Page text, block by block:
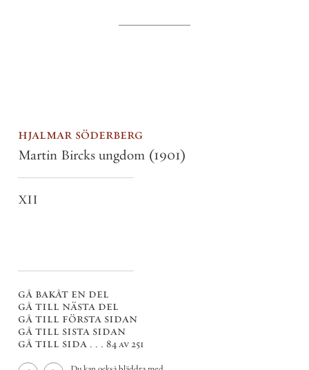
hjalmar söderberg
Martin Bircks ungdom (1901)
XII
gå bakåt en del
gå till nästa del
gå till första sidan
gå till sista sidan
gå till sida . . . 84 av 251